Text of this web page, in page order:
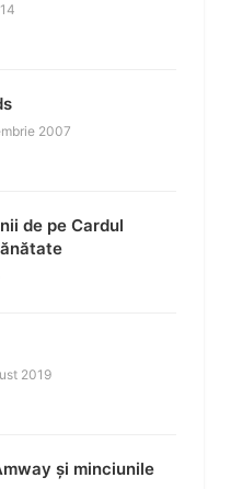
2007
de pe Cardul
2019
și minciunile